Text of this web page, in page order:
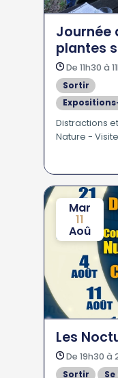
Journée
plantes
De 11h30 à
Sortir
Se divertir
En Famille
Distractions
Nature -
Mar
11
Aoû
Les
De 19h30 à
Sortir